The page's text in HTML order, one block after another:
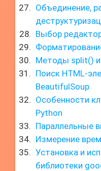
Объединение,
Выбор
Методы split() и
Поиск HTML-
BeautifulSoup
Особенности
Python
Параллельные
Измерение
Установка и
библиотеки